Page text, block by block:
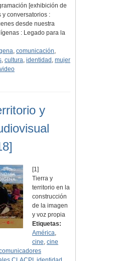
[exhibición de
y conversatorios :
desde nuestra
: Legado para la
, comunicación,
, cultura, identidad , mujer
video
y
[1]
Tierra y
territorio en la
construcción
de la imagen
y voz propia
Etiquetas:
América,
cine, cine